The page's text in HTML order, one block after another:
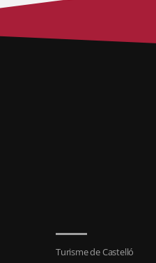
Turisme de Castelló